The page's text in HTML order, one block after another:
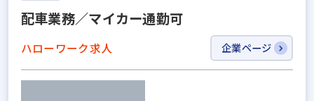
配車業務／マイカー通勤可
ハローワーク求人 企業ページ